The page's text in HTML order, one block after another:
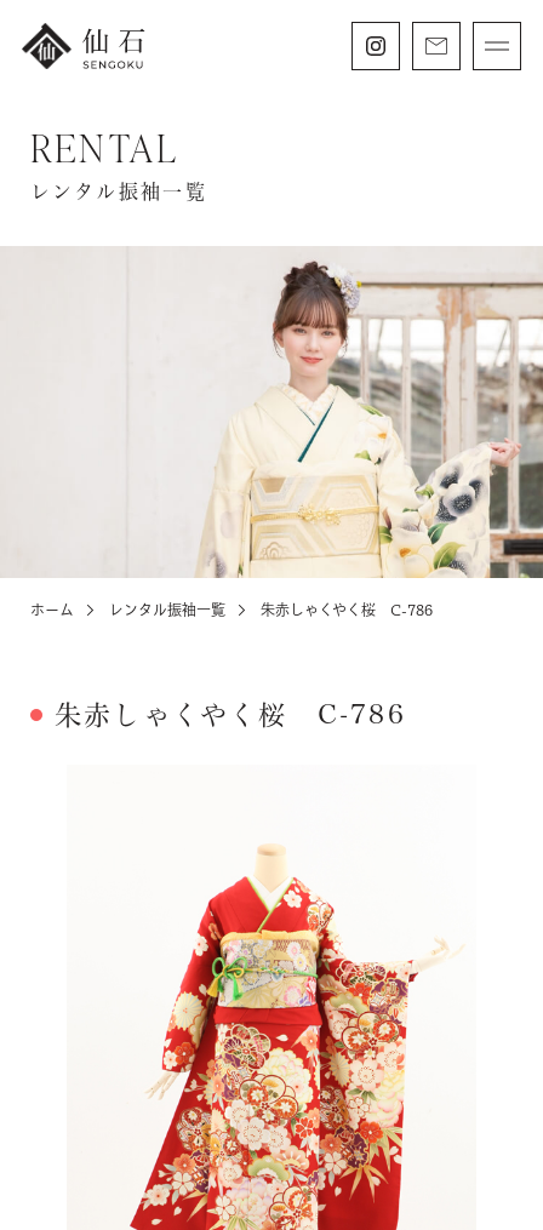
FURISODE 振袖・紋付袴レンタル
卒業袴レンタル
七五三・
にぶんのいち成人式
フォトウェディング
KIDS
ABOUT
お知らせ・イベント
お問い合わせ・来店予約
RENTAL
レンタル振袖一覧
ホーム レンタル振袖一覧 朱赤しゃくやく桜 C-786
朱赤しゃくやく桜 C-786